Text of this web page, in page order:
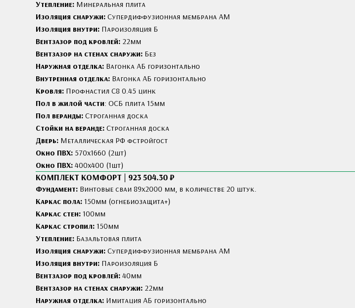
Утепление: Минеральная плита
Изоляция снаружи: Cупердиффузионная мембрана AM
Изоляция внутри: Пароизоляция Б
Вентзазор под кровлей: 22мм
Вентзазор на стенах снаружи: Без
Наружная отделка: Вагонка АБ горизонтально
Внутренная отделка: Вагонка АБ горизонтально
Кровля: Профнастил С8 0.45 цинк
Пол в жилой части: ОСБ плита 15мм
Пол веранды: Строганная доска
Стойки на веранде: Строганная доска
Дверь: Металлическая РФ фстройгост
Окно ПВХ: 570х1660 (2шт)
Окно ПВХ: 400х400 (1шт)
КОМПЛЕКТ КОМФОРТ | 923 504.30 ₽
Фундамент: Винтовые сваи 89x2000 мм, в количестве 20 штук.
Каркас пола: 150мм (огнебиозащита+)
Каркас стен: 100мм
Каркас стропил: 150мм
Утепление: Базальтовая плита
Изоляция снаружи: Cупердиффузионная мембрана AM
Изоляция внутри: Пароизоляция Б
Вентзазор под кровлей: 40мм
Вентзазор на стенах снаружи: 22мм
Наружная отделка: Имитация АБ горизонтально